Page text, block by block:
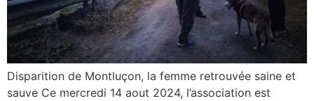
Disparition de Montluçon, la femme retrouvée saine et
sauve Ce mercredi 14 aout 2024, l’association est